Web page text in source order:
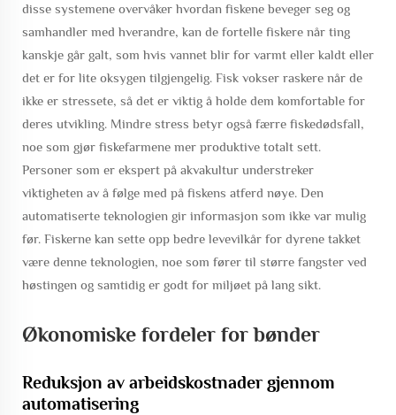
disse systemene overvåker hvordan fiskene beveger seg og
samhandler med hverandre, kan de fortelle fiskere når ting
kanskje går galt, som hvis vannet blir for varmt eller kaldt eller
det er for lite oksygen tilgjengelig. Fisk vokser raskere når de
ikke er stressete, så det er viktig å holde dem komfortable for
deres utvikling. Mindre stress betyr også færre fiskedødsfall,
noe som gjør fiskefarmene mer produktive totalt sett.
Personer som er ekspert på akvakultur understreker
viktigheten av å følge med på fiskens atferd nøye. Den
automatiserte teknologien gir informasjon som ikke var mulig
før. Fiskerne kan sette opp bedre levevilkår for dyrene takket
være denne teknologien, noe som fører til større fangster ved
høstingen og samtidig er godt for miljøet på lang sikt.
Økonomiske fordeler for bønder
Reduksjon av arbeidskostnader gjennom
automatisering